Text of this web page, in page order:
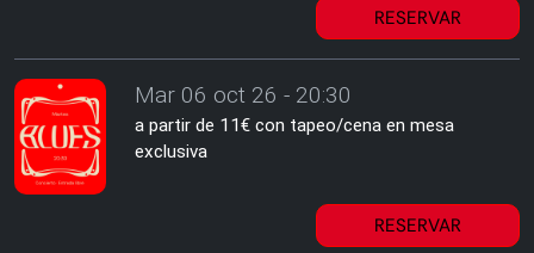
RESERVAR
Mar 06 oct 26 - 20:30
a partir de 11€ con tapeo/cena en mesa
exclusiva
RESERVAR